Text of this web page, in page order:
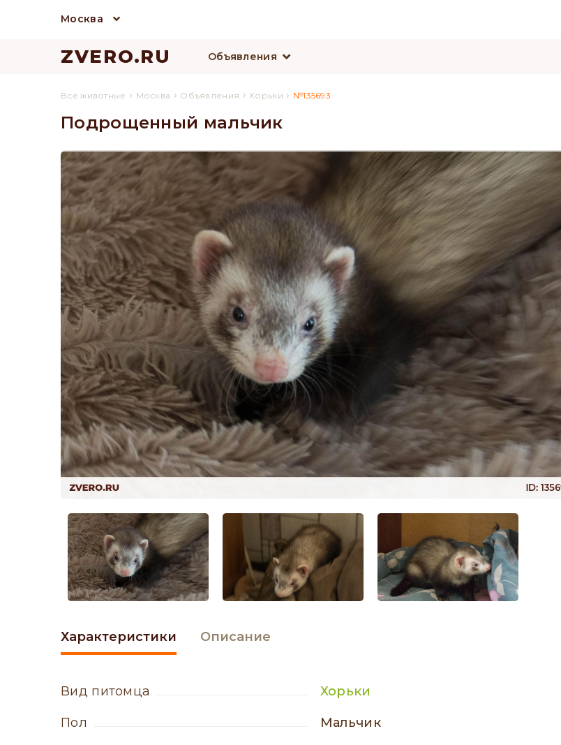
Москва
ZVERO.RU Объявления
Все животные › Москва › Объявления ›Хорьки › №135693
Подрощенный мальчик
Характеристики
вид питомца Хорьки
пол мальчик
Описание